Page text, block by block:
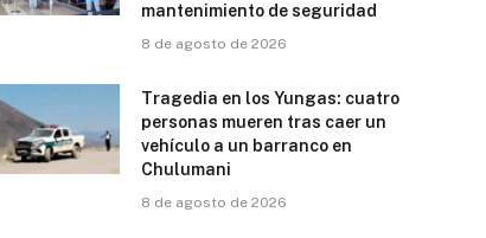
mantenimiento de seguridad
8 de agosto de 2026
Tragedia en los Yungas: cuatro
personas mueren tras caer un
vehículo a un barranco en
Chulumani
8 de agosto de 2026